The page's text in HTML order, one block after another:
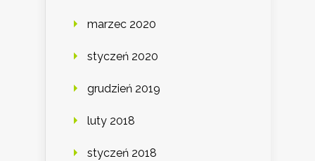
marzec 2020
styczeń 2020
grudzień 2019
luty 2018
styczeń 2018